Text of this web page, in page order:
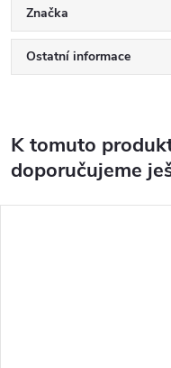
Značka
Ostatní informace
K tomuto
doporučujeme